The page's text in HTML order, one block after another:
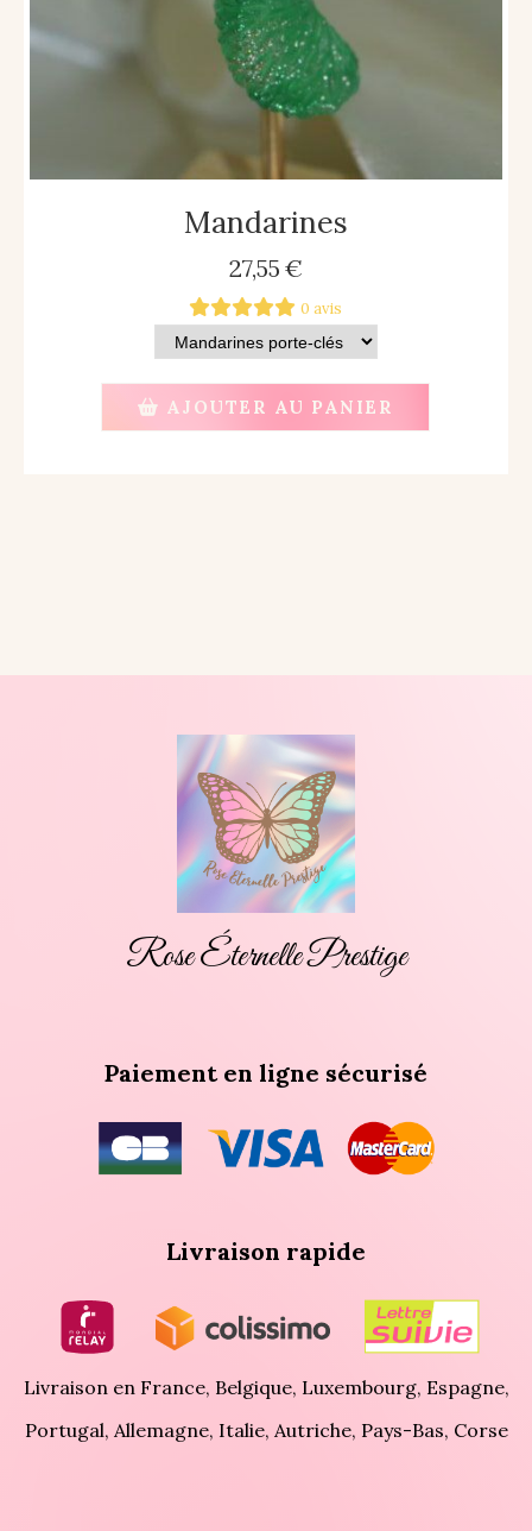
Mandarines
27,55 €
0 avis
AJOUTER AU PANIER
Rose Éternelle Prestige
Paiement en ligne sécurisé
Livraison rapide
Livraison en France, Belgique, Luxembourg, Espagne,
Portugal, Allemagne, Italie, Autriche, Pays-Bas, Corse